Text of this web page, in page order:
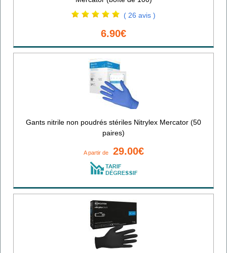
( 26 avis )
6.90€
Gants nitrile non poudrés stériles Nitrylex Mercator (50
paires)
A partir de 29.00€